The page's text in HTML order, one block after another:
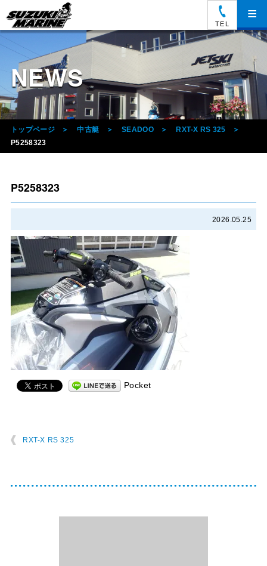
TEL
≡
NEWS
トップページ 中古艇 SEADOO
RXT-X RS 325
P5258323
P5258323
2026.05.25
Pocket
RXT-X RS 325